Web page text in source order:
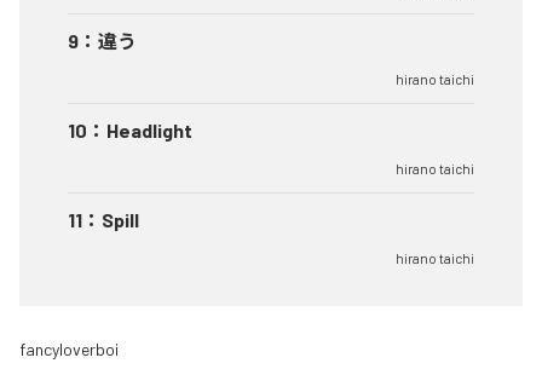
9 ： 違う
hirano taichi
10 ： Headlight
hirano taichi
11 ： Spill
hirano taichi
fancyloverboi